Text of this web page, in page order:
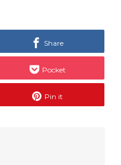
Share
Pocket
Pin it